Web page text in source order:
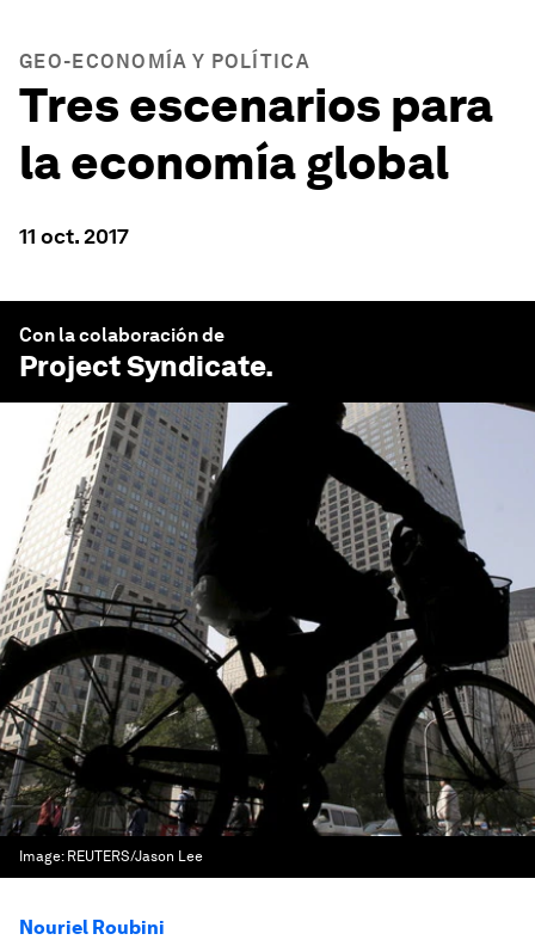
GEO-ECONOMÍA Y POLÍTICA
Tres escenarios para
la economía global
11 oct. 2017
Con la colaboración de
Project Syndicate.
Image: REUTERS/Jason Lee
Nouriel Roubini